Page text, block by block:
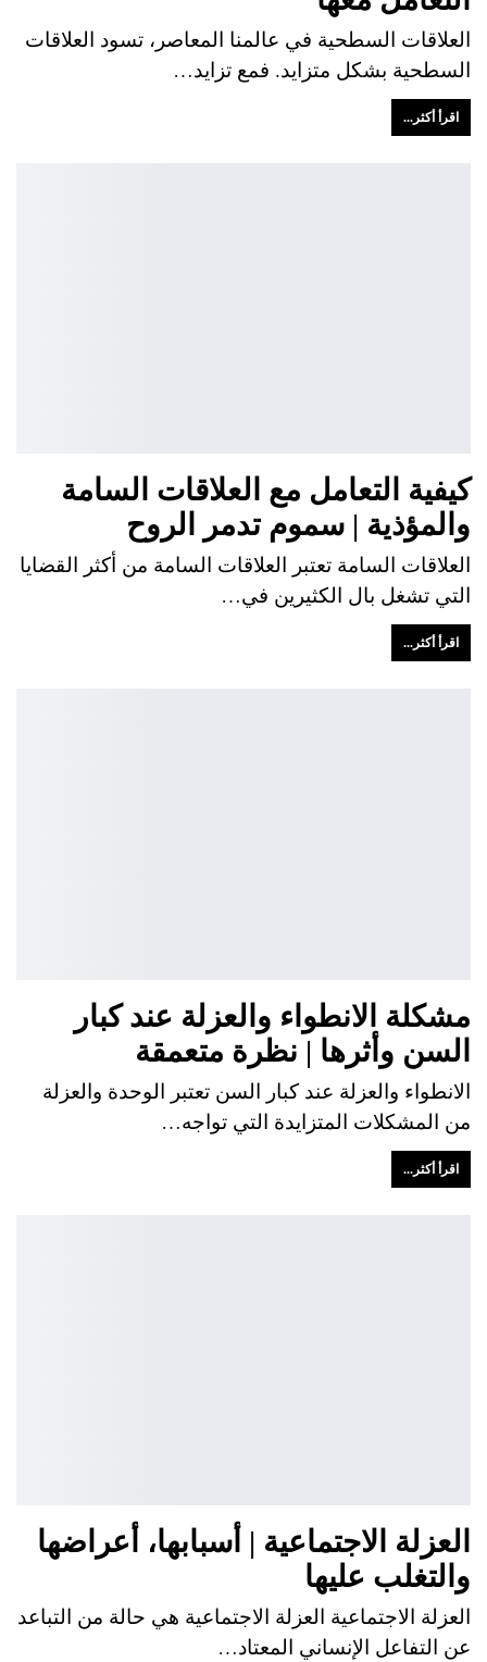
العلاقات السطحية في عالمنا المعاصر، تسود العلاقات
السطحية بشكل متزايد. فمع تزايد…
اقرأ أكثر...
كيفية التعامل مع العلاقات السامة
والمؤذية | سموم تدمر الروح
العلاقات السامة تعتبر العلاقات السامة من أكثر القضايا
التي تشغل بال الكثيرين في…
اقرأ أكثر...
مشكلة الانطواء والعزلة عند كبار
السن وأثرها | نظرة متعمقة
الانطواء والعزلة عند كبار السن تعتبر الوحدة والعزلة
من المشكلات المتزايدة التي تواجه…
اقرأ أكثر...
العزلة الاجتماعية | أسبابها، أعراضها
والتغلب عليها
العزلة الاجتماعية العزلة الاجتماعية هي حالة من التباعد
عن التفاعل الإنساني المعتاد…